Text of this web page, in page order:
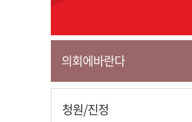
의회에바란다
청원/진정